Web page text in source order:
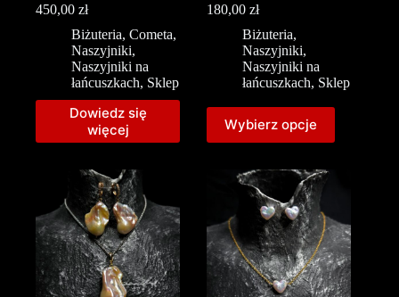
450,00 zł
Biżuteria, Cometa,
Naszyjniki,
Naszyjniki na
łańcuszkach, Sklep
Dowiedz się
więcej
180,00zł
Biżuteria,
Naszyjniki,
Naszyjniki na
łańcuszkach, Sklep
Wybierz opcje